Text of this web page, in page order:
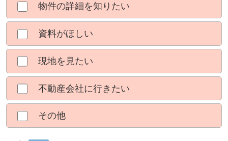
物件の詳細を知りたい
資料がほしい
現地を見たい
不動産会社に行きたい
その他